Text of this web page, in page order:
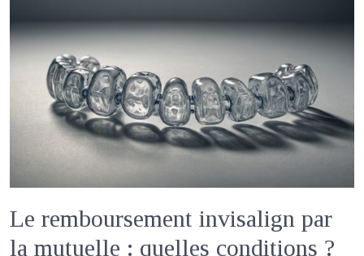
Le remboursement invisalign par
la mutuelle : quelles conditions ?